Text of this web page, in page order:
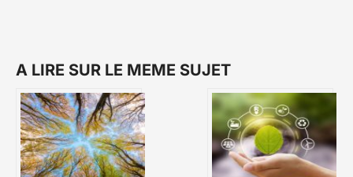
A LIRE SUR LE MEME SUJET